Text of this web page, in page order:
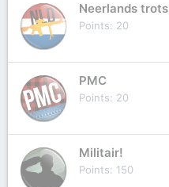
Neerlands trots
Points 20
PMC
Points 20
Militair!
Points 150